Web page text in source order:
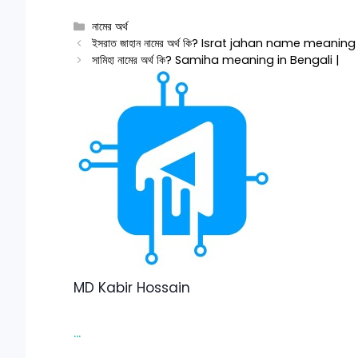
Categories
নামের অর্থ
ইসরাত জাহান নামের অর্থ কি? Israt jahan name
সামিহা নামের অর্থ কি? Samiha meaning in Bengali |
MD Kabir Hossain
...